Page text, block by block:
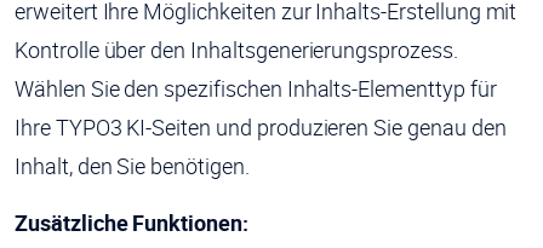
erweitert Ihre Möglichkeiten zur Inhalts-Erstellung mit
Kontrolle über den Inhaltsgenerierungsprozess.
Wählen Sie den spezifischen Inhalts-Elementtyp für
Ihre TYPO3 KI-Seiten und produzieren Sie genau den
Inhalt, den Sie benötigen.
Zusätzliche Funktionen: